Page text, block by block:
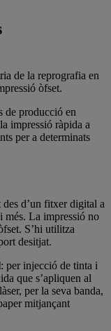
de la reprografia en
òfset.
de producció en
impressió ràpida a
per a determinats
d’un fitxer digital a
més. La impressió no
S’hi utilitza
desitjat.
: per injecció de tinta i
que s’apliquen al
per la seva banda,
mitjançant